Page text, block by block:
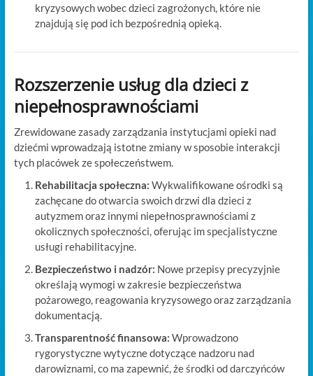
kryzysowych wobec dzieci zagrożonych, które nie
znajdują się pod ich bezpośrednią opieką.
Rozszerzenie usług dla dzieci z
niepełnosprawnościami
Zrewidowane zasady zarządzania instytucjami opieki nad
dziećmi wprowadzają istotne zmiany w sposobie interakcji
tych placówek ze społeczeństwem.
Rehabilitacja społeczna: Wykwalifikowane ośrodki są
zachęcane do otwarcia swoich drzwi dla dzieci z
autyzmem oraz innymi niepełnosprawnościami z
okolicznych społeczności, oferując im specjalistyczne
usługi rehabilitacyjne.
Bezpieczeństwo i nadzór: Nowe przepisy precyzyjnie
określają wymogi w zakresie bezpieczeństwa
pożarowego, reagowania kryzysowego oraz zarządzania
dokumentacją.
Transparentność finansowa: Wprowadzono
rygorystyczne wytyczne dotyczące nadzoru nad
darowiznami, co ma zapewnić, że środki od darczyńców